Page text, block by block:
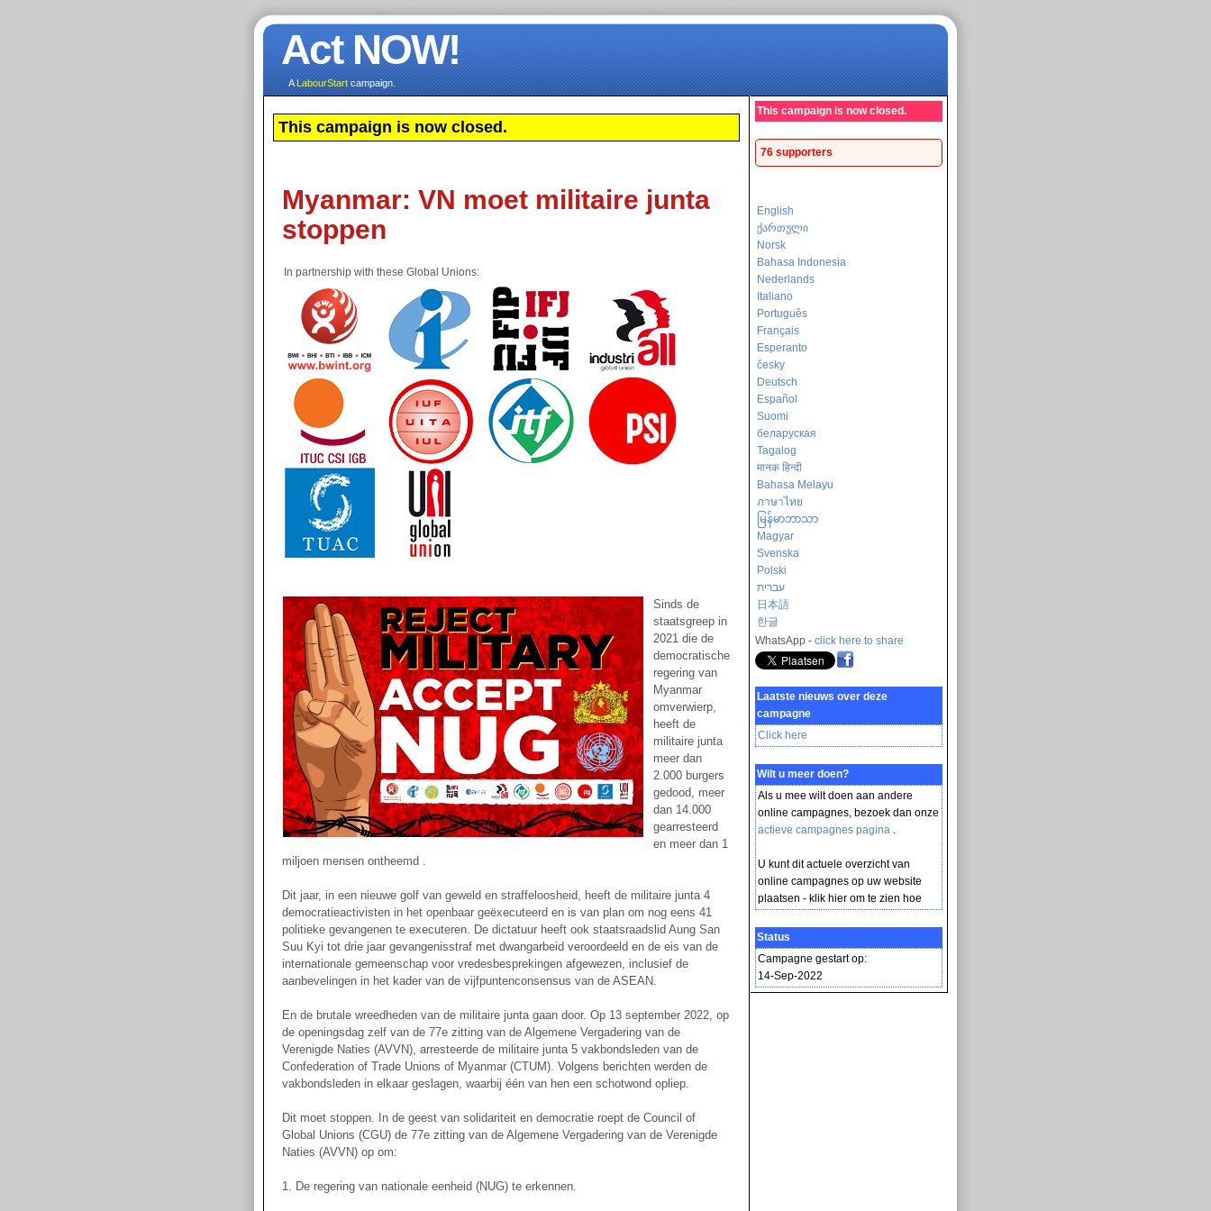
Act NOW!
ALabourStartcampaign.
This campaign is now closed.
Myanmar: VN moet militaire junta
stoppen
In partnership with these Global Unions:
Sinds de
staatsgreep in
2021 die de
democratische
regering van
Myanmar
omverwierp,
heeft de
militaire junta
meer dan
2.000 burgers
gedood, meer
dan 14.000
gearresteerd
en meer dan 1
miljoen mensen ontheemd .
Dit jaar, in een nieuwe golf van geweld en straffeloosheid, heeft de militaire junta 4
democratieactivisten in het openbaar geëxecuteerd en is van plan om nog eens 41
politieke gevangenen te executeren. De dictatuur heeft ook staatsraadslid Aung San
Suu Kyi tot drie jaar gevangenisstraf met dwangarbeid veroordeeld en de eis van de
internationale gemeenschap voor vredesbesprekingen afgewezen, inclusief de
aanbevelingen in het kader van de vijfpuntenconsensus van de ASEAN.
En de brutale wreedheden van de militaire junta gaan door. Op 13 september 2022, op
de openingsdag zelf van de 77e zitting van de Algemene Vergadering van de
Verenigde Naties (AVVN), arresteerde de militaire junta 5 vakbondsleden van de
Confederation of Trade Unions of Myanmar (CTUM). Volgens berichten werden de
vakbondsleden in elkaar geslagen, waarbij één van hen een schotwond opliep.
Dit moet stoppen. In de geest van solidariteit en democratie roept de Council of
Global Unions (CGU) de 77e zitting van de Algemene Vergadering van de Verenigde
Naties (AVVN) op om:
1. De regering van nationale eenheid (NUG) te erkennen.
This campaign is now closed.
76 supporters
English
ქართული
Norsk
Bahasa Indonesia
Nederlands
Italiano
Português
Français
Esperanto
česky
Deutsch
Español
Suomi
беларуская
Tagalog
मानक हिन्दी
Bahasa Melayu
ภาษาไทย
မြန်မာဘာသာ
Magyar
Svenska
Polski
עברית
日本語
한글
WhatsApp - click here to share
Laatste nieuws over deze
campagne
Click here
Wilt u meer doen?
Als u mee wilt doen aan andere
online campagnes, bezoek dan onze
actieve campagnes pagina .
U kunt dit actuele overzicht van
online campagnes op uw website
plaatsen - klik hier om te zien hoe
Status
Campagne gestart op:
14-Sep-2022